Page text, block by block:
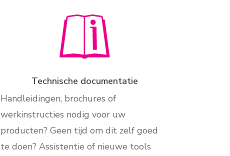
Technische documentatie
Handleidingen, brochures of
werkinstructies nodig voor uw
producten? Geen tijd om dit zelf goed
te doen? Assistentie of nieuwe tools